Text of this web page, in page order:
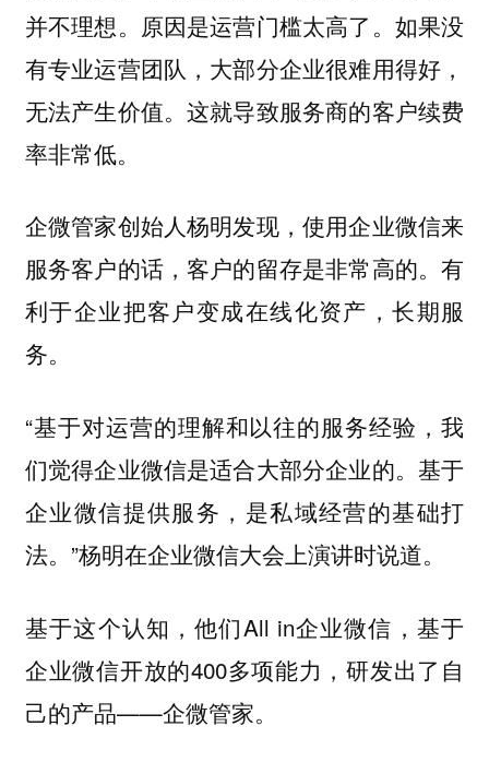
并不理想。原因是运营门槛太高了。如果没
有专业运营团队，大部分企业很难用得好，
无法产生价值。这就导致服务商的客户续费
率非常低。
企微管家创始人杨明发现，使用企业微信来
服务客户的话，客户的留存是非常高的。有
利于企业把客户变成在线化资产，长期服
务。
“基于对运营的理解和以往的服务经验，我
们觉得企业微信是适合大部分企业的。基于
企业微信提供服务，是私域经营的基础打
法。”杨明在企业微信大会上演讲时说道。
基于这个认知，他们All in企业微信，基于
企业微信开放的400多项能力，研发出了自
己的产品——企微管家。